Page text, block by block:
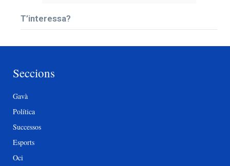
T’interessa?
Seccions
Gavà
Política
Successos
Esports
Oci